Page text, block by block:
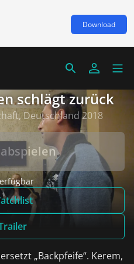
Download
schlägt zurück
Deutschland 2018
„Backpfeife“. Kerem,